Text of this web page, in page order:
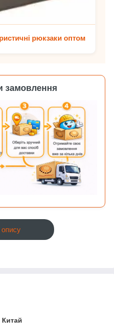
рюкзаки оптом
замовлення
Китай